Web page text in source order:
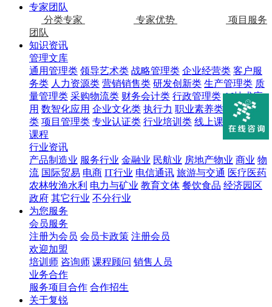
专家团队
分类专家
专家优势
项目服务
团队
知识资讯
管理文库
通用管理类 领导艺术类 战略管理类 企业经营类 客户服
务类 人力资源类 营销销售类 研发创新类 生产管理类 质
量管理类 采购物流类 财务会计类 行政管理类 AI技术应
用 数智化应用 企业文化类 执行力 职业素养类
通用技能
类 项目管理类 专业认证类 行业培训类 线上课程
其它类
课程
行业资讯
产品制造业 服务行业 金融业 民航业 房地产物业 商业 物
流 国际贸易 电商 IT行业 电信通讯 旅游与交通 医疗医药
农林牧渔水利 电力与矿业 教育文体 餐饮食品 经济园区
政府 其它行业 不分行业
为您服务
会员服务
注册为会员 会员卡政策 注册会员
欢迎加盟
培训师 咨询师 课程顾问 销售人员
业务合作
服务项目合作 合作招生
关于复锐